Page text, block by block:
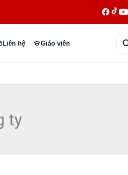
Liên hệ Giáo viên
ty